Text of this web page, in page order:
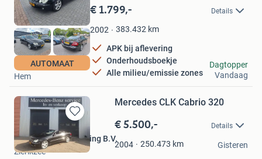
in
Mijn
Favorieten
AUTOMAAT
€ 1.799,- Details
2002 383.432 km
APK bij aflevering
Onderhoudsboekje
Alle milieu/emissie zones
VoordeligeAutos
Hem
Dagtopper
Vandaag
Bewaren
in
Mijn
Favorieten
Mercedes CLK Cabrio 320
€ 5.500,- Details
2004 250.473 km
Autobedrijf Jan Ketting B.V.
Zierikzee
Gisteren